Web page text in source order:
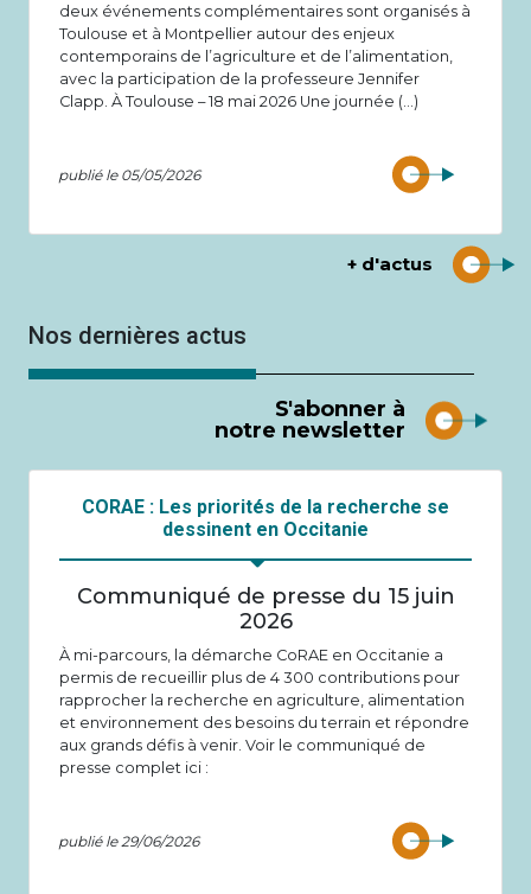
deux événements complémentaires sont organisés à
Toulouse et à Montpellier autour des enjeux
contemporains de l’agriculture et de l’alimentation,
avec la participation de la professeure Jennifer
Clapp. À Toulouse – 18 mai 2026 Une journée (…)
publié le 05/05/2026
+ d'actus
Nos dernières actus
S'abonner à
notre newsletter
CORAE : Les priorités de la recherche se
dessinent en Occitanie
Communiqué de presse du 15 juin
2026
À mi-parcours, la démarche CoRAE en Occitanie a
permis de recueillir plus de 4 300 contributions pour
rapprocher la recherche en agriculture, alimentation
et environnement des besoins du terrain et répondre
aux grands défis à venir. Voir le communiqué de
presse complet ici :
publié le 29/06/2026